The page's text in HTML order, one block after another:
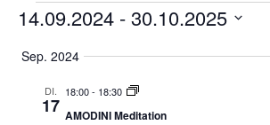
14.09.2024 - 30.10.2025
auswählen.
Sep. 2024
DI.
17
18:00- 18:30
AMODINI Meditation